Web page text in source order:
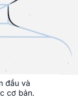
đầu và
cơ bản.